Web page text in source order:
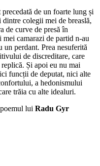
de un foarte lung și
colegii mei de breaslă,
de curve de presă în
camarazi de partid n-au
un perdant. Prea nesuferită
de discreditare, care
Și apoi eu nu mai
funcții de deputat, nici alte
a hedonismului
trăia cu alte idealuri.
lui Radu Gyr